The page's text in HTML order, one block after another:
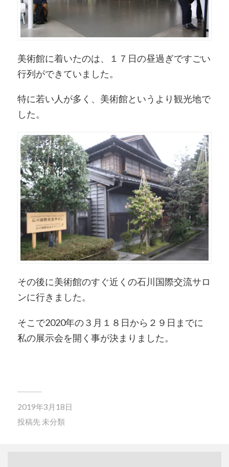
美術館に着いたのは、１７日の昼過ぎですごい
行列ができていました。
特に若い人が多く、美術館というより観光地で
した。
その後に美術館のすぐ近くの石川国際交流サロ
ンに行きました。
そこで2020年の３月１８日から２９日までに
私の展示会を開く事が決まりました。
2019年3月18日
投稿先 未分類